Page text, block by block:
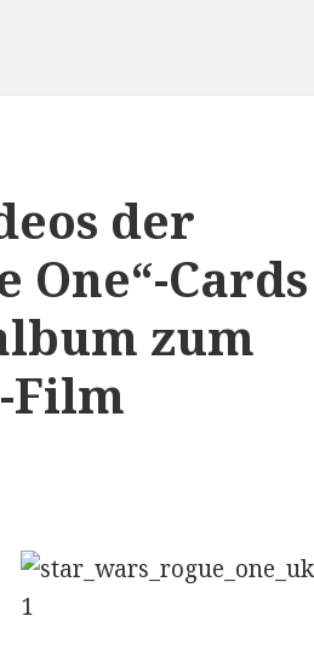
der
One“-Cards
zum
Film